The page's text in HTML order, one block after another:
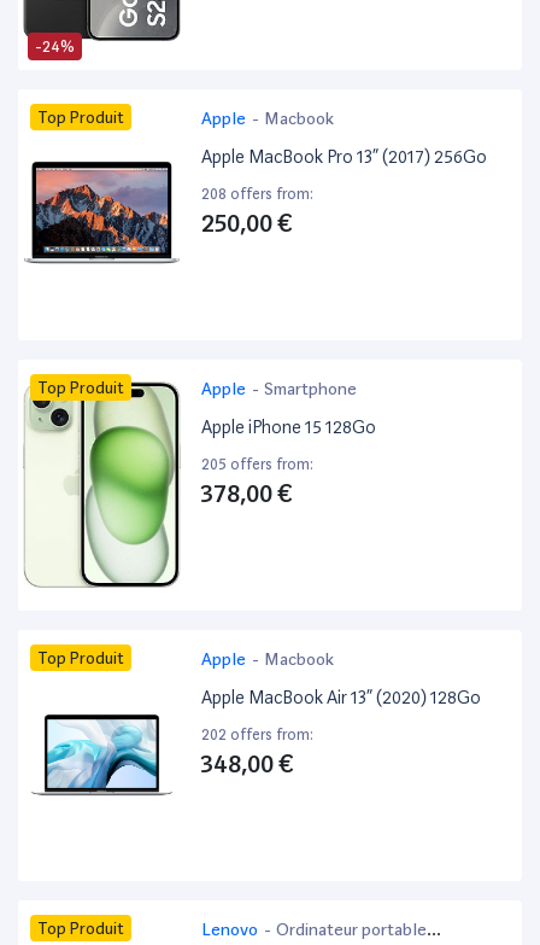
-24%
Top Produit Apple - Macbook
Apple MacBook Pro 13” (2017) 256Go
208 offers from:
250,00 €
Top Produit Apple - Smartphone
Apple iPhone 15 128Go
205 offers from:
378,00 €
Top Produit Apple - Macbook
Apple MacBook Air 13” (2020) 128Go
202 offers from:
348,00 €
Top Produit Lenovo - Ordinateur portable